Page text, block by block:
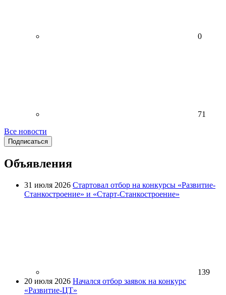
0
71
Все новости
Подписаться
Объявления
31 июля 2026 Стартовал отбор на конкурсы «Развитие-
Станкостроение» и «Старт-Станкостроение»
139
20 июля 2026 Начался отбор заявок на конкурс
«Развитие-ЦТ»